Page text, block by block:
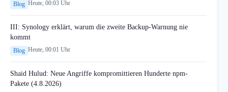
Blog Heute, 00:03 Uhr
III: Synology erklärt, warum die zweite Backup-Warnung nie
kommt
Blog Heute, 00:01 Uhr
Shaid Hulud: Neue Angriffe kompromittieren Hunderte npm-
Pakete (4.8.2026)